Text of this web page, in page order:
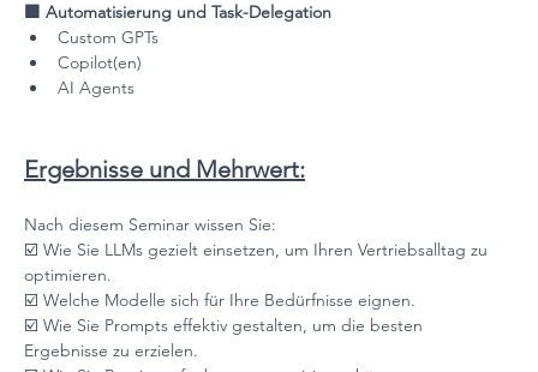
🟪 Automatisierung und Task-Delegation
Custom GPTs
Copilot(en)
AI Agents
Ergebnisse und Mehrwert:
Nach diesem Seminar wissen Sie:
☑️ Wie Sie LLMs gezielt einsetzen, um Ihren Vertriebsalltag zu
optimieren.
☑️ Welche Modelle sich für Ihre Bedürfnisse eignen.
☑️ Wie Sie Prompts effektiv gestalten, um die besten
Ergebnisse zu erzielen.